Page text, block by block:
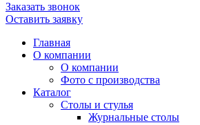
Заказать звонок
Оставить заявку
Главная
О компании
О компании
Фото с производства
Каталог
Cтолы и стулья
Журнальные столы